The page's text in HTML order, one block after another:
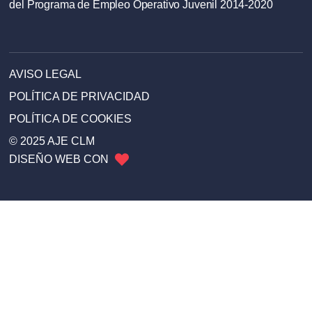
del Programa de Empleo Operativo Juvenil 2014-2020
AVISO LEGAL
POLÍTICA DE PRIVACIDAD
POLÍTICA DE COOKIES
© 2025 AJE CLM
DISEÑO WEB CON